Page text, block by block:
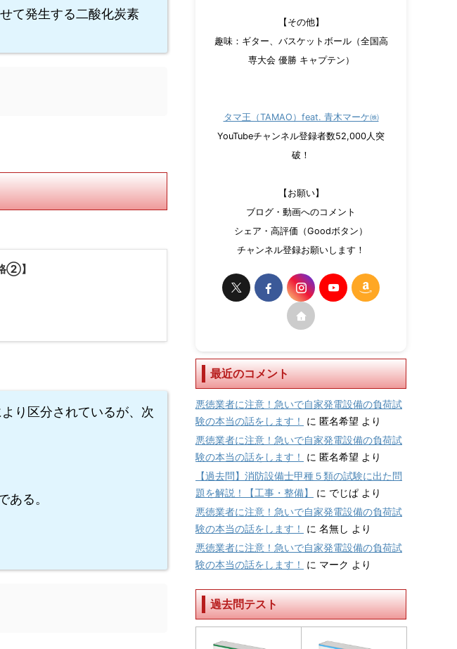
て発生する二酸化炭素
②】
り区分されているが、次
る。
【その他】
趣味：ギター、バスケットボール（全国高
専大会 優勝 キャプテン）
タマ王（TAMAO）feat. 青木マーケ㈱
YouTubeチャンネル登録者数52,000人突
破！
【お願い】
ブログ・動画へのコメント
シェア・高評価（Goodボタン）
チャンネル登録お願いします！
最近のコメント
悪徳業者に注意！急いで自家発電設備の負荷試
験の本当の話をします！
に 匿名希望 より
悪徳業者に注意！急いで自家発電設備の負荷試
験の本当の話をします！
に 匿名希望 より
【過去問】消防設備士甲種５類の試験に出た問
題を解説！【工事・整備】
に でじぱ より
悪徳業者に注意！急いで自家発電設備の負荷試
験の本当の話をします！
に 名無し より
悪徳業者に注意！急いで自家発電設備の負荷試
験の本当の話をします！
に マーク より
過去問テスト